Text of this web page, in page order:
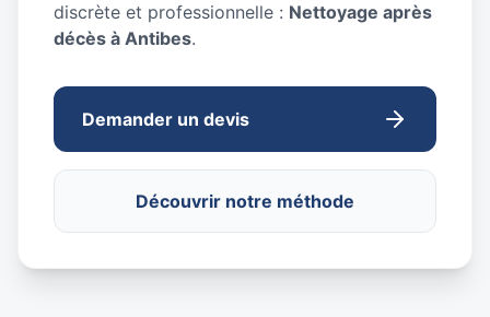
discrète et professionnelle : Nettoyage après
décès à Antibes.
Demander un devis
Découvrir notre méthode